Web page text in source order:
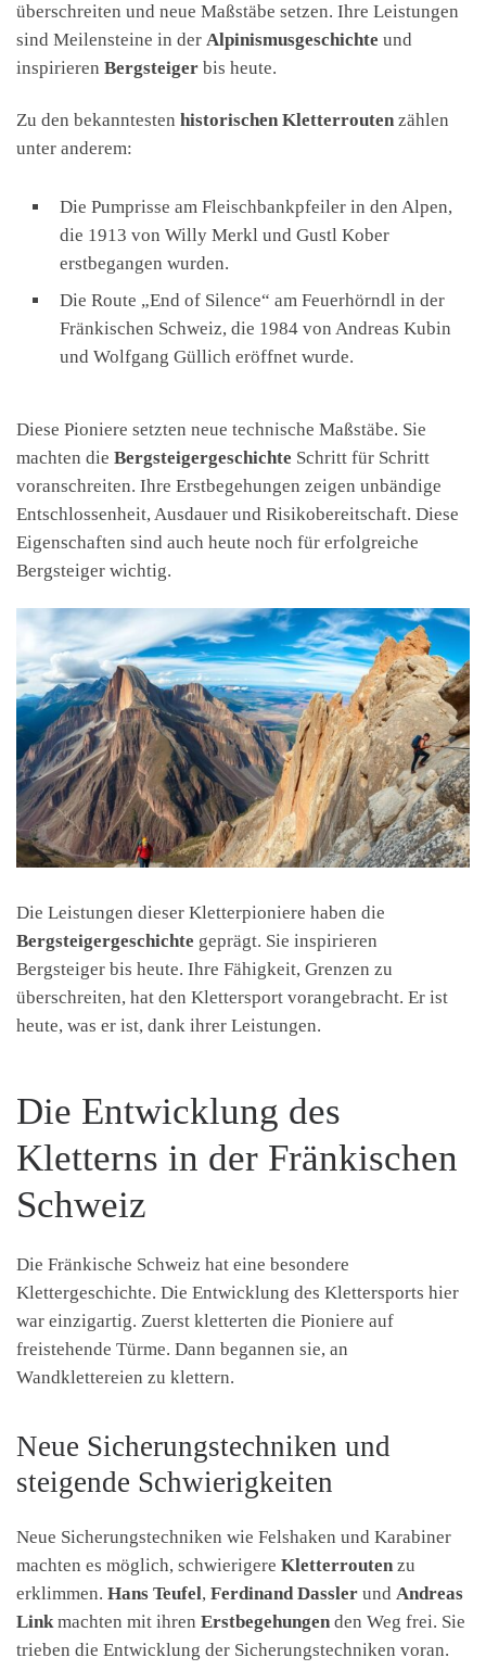
überschreiten und neue Maßstäbe setzen. Ihre Leistungen
sind Meilensteine in der Alpinismusgeschichte und
inspirieren Bergsteiger bis heute.
Zu den bekanntesten historischen Kletterrouten zählen
unter anderem:
Die Pumprisse am Fleischbankpfeiler in den Alpen,
die 1913 von Willy Merkl und Gustl Kober
erstbegangen wurden.
Die Route „End of Silence“ am Feuerhörndl in der
Fränkischen Schweiz, die 1984 von Andreas Kubin
und Wolfgang Güllich eröffnet wurde.
Diese Pioniere setzten neue technische Maßstäbe. Sie
machten die Bergsteigergeschichte Schritt für Schritt
voranschreiten. Ihre Erstbegehungen zeigen unbändige
Entschlossenheit, Ausdauer und Risikobereitschaft. Diese
Eigenschaften sind auch heute noch für erfolgreiche
Bergsteiger wichtig.
Die Leistungen dieser Kletterpioniere haben die
Bergsteigergeschichte geprägt. Sie inspirieren
Bergsteiger bis heute. Ihre Fähigkeit, Grenzen zu
überschreiten, hat den Klettersport vorangebracht. Er ist
heute, was er ist, dank ihrer Leistungen.
Die Entwicklung des
Kletterns in der Fränkischen
Schweiz
Die Fränkische Schweiz hat eine besondere
Klettergeschichte. Die Entwicklung des Klettersports hier
war einzigartig. Zuerst kletterten die Pioniere auf
freistehende Türme. Dann begannen sie, an
Wandklettereien zu klettern.
Neue Sicherungstechniken und
steigende Schwierigkeiten
Neue Sicherungstechniken wie Felshaken und Karabiner
machten es möglich, schwierigere Kletterrouten zu
erklimmen. Hans Teufel, Ferdinand Dassler und Andreas
Linkmachten mit ihren Erstbegehungen den Weg frei. Sie
trieben die Entwicklung der Sicherungstechniken voran.